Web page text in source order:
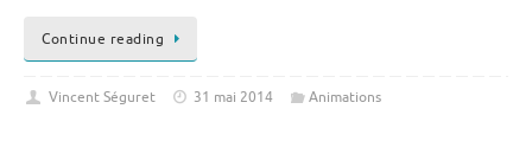
Continue reading
Vincent Séguret 31 mai 2014 Animations